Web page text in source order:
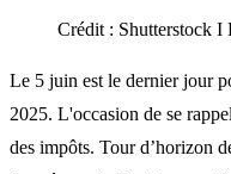
Crédit : Shutterstock I
Le 5 juin est le dernier jour
2025. L'occasion de se
des impôts. Tour d’horizon